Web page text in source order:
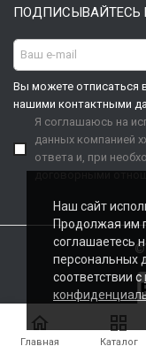
ПОДПИСЫВАЙТЕСЬ
Вы можете отписаться
нашими контактными
Я соглашаюсь на
данных компанией
ответа и, при
договорными
©

Главная

Каталог
Наш сайт
Продолжая им
соглашаетесь
персональных
соответствии с